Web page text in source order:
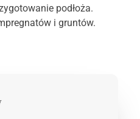
podłoża.
i gruntów.